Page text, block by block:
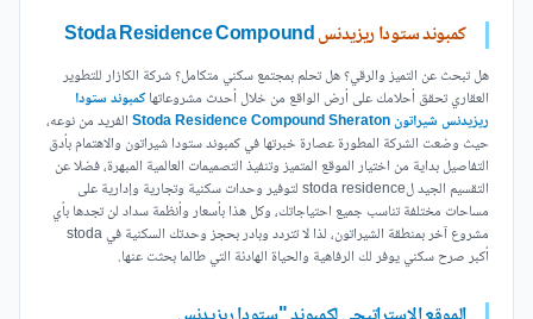
كمبوند ستودا ريزيدنس
هل تبحث عن التميز والرقي؟ هل تحلم بمجتمع سكني متكامل؟ شركة الكازار للتطوير
العقاري تحقق أحلامك على أرض الواقع من خلال أحدث مشروعاتهاكمبوند ستودا
ريزيدنس شيراتون Stoda Residence Compound Sheraton
الفريد من نوعه،
حيث وضعت الشركة المطورة عصارة خبرتها في كمبوند ستودا شيراتون والاهتمام بأدق
التفاصيل بداية من اختيار الموقع المتميز وتنفيذ التصميمات العالمية المبهرة، فضلا عن
التقسيم الجيد لstoda residence لتوفير وحدات سكنية وتجارية وإدارية على
مساحات مختلفة تناسب جميع احتياجاتك، وكل هذا بأسعار وأنظمة سداد لن تجدها بأي
مشروع آخر بمنطقة الشيراتون، لذا لا تتردد وبادر بحجز وحدتك السكنية في stoda
أكبر صرح سكني يوفر لك الرفاهية والحياة الهادئة التي طالما بحثت عنها.